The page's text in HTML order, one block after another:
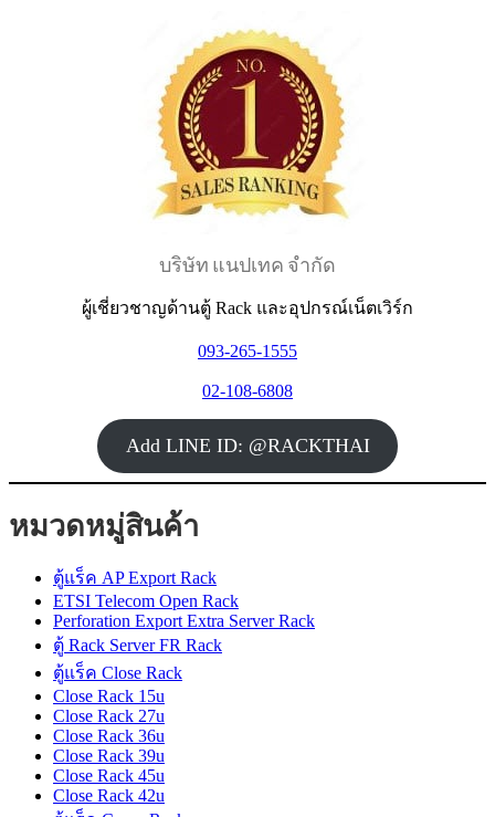
฿ 51,802.
บริษัท แนปเทค จำกัด
ผู้เชี่ยวชาญด้านตู้ Rack และอุปกรณ์เน็ตเวิร์ก
093-265-1555
02-108-6808
Add LINE ID: @RACKTHAI
หมวดหมู่สินค้า
ตู้แร็ค AP Export Rack
ETSI Telecom Open Rack
Perforation Export Extra Server Rack
ตู้ Rack Server FR Rack
ตู้แร็ค Close Rack
Close Rack 15u
Close Rack 27u
Close Rack 36u
Close Rack 39u
Close Rack 45u
Close Rack 42u